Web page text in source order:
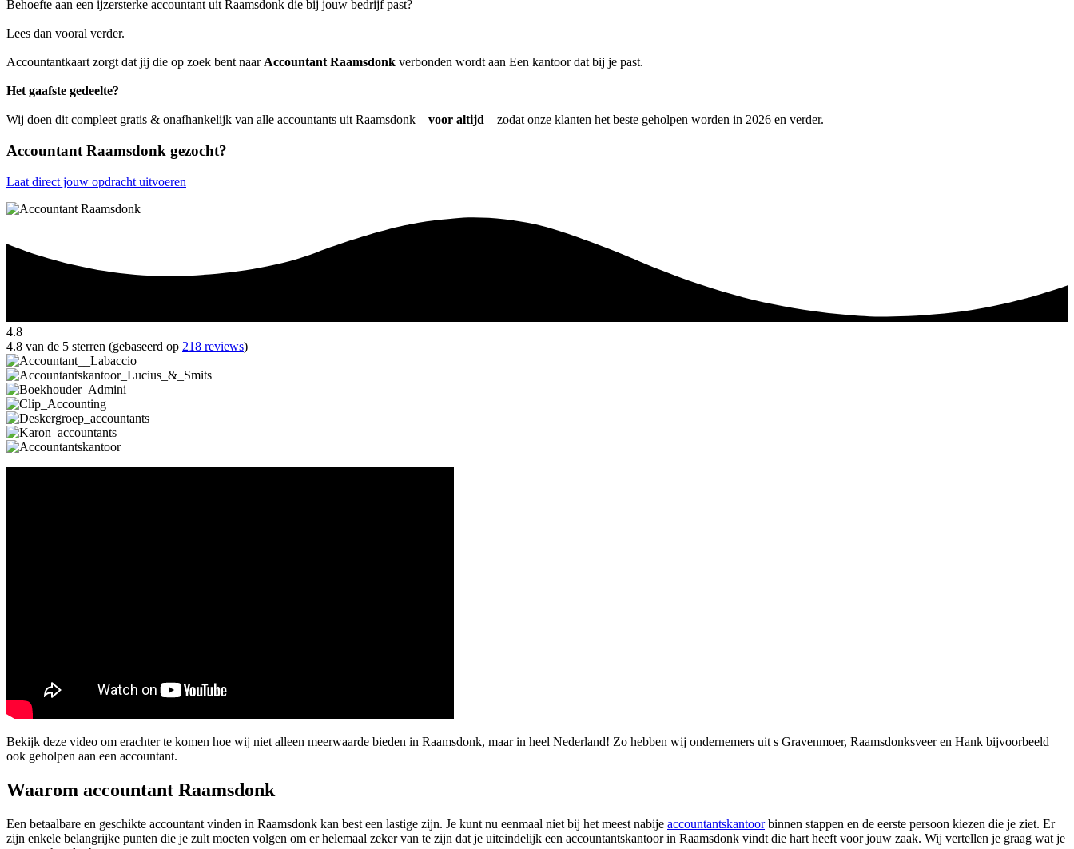
Behoefte aan een ijzersterke accountant uit Raamsdonk die bij jouw bedrijf past?
Lees dan vooral verder.
Accountantkaart zorgt dat jij die op zoek bent naar Accountant Raamsdonk verbonden wordt aan Een kantoor dat bij je past.
Het gaafste gedeelte?
Wij doen dit compleet gratis & onafhankelijk van alle accountants uit Raamsdonk – voor altijd – zodat onze klanten het beste geholpen worden in 2026 en verder.
Accountant Raamsdonk gezocht?
Laat direct jouw opdracht uitvoeren
4.8
4.8 van de 5 sterren (gebaseerd op 218 reviews)
Bekijk deze video om erachter te komen hoe wij niet alleen meerwaarde bieden in Raamsdonk, maar in heel Nederland! Zo hebben wij ondernemers uit s Gravenmoer, Raamsdonksveer en Hank bijvoorbeeld
ook geholpen aan een accountant.
Waarom accountant Raamsdonk
Een betaalbare en geschikte accountant vinden in Raamsdonk kan best een lastige zijn. Je kunt nu eenmaal niet bij het meest nabije accountantskantoorbinnen stappen en de eerste persoon kiezen die je ziet. Er
zijn enkele belangrijke punten die je zult moeten volgen om er helemaal zeker van te zijn dat je uiteindelijk een accountantskantoor in Raamsdonk vindt die hart heeft voor jouw zaak. Wij vertellen je graag wat je